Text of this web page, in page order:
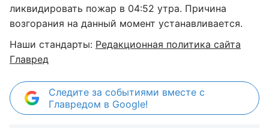
ликвидировать пожар в 04:52 утра. Причина
возгорания на данный момент устанавливается.
Наши стандарты: Редакционная политика сайта
Главред
Следите за событиями вместе с
Главредом в Google!